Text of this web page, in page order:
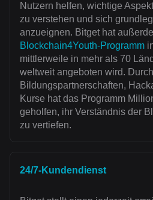
Nutzern helfen, wichtige
zu verstehen und sich
anzueignen. Bitget hat
Blockchain4Youth-Programm
mittlerweile in mehr als 70
weltweit angeboten wird. Durch
Bildungspartnerschaften,
Kurse hat das Programm
geholfen, ihr Verständnis der
zu vertiefen.
24/7-Kundendienst